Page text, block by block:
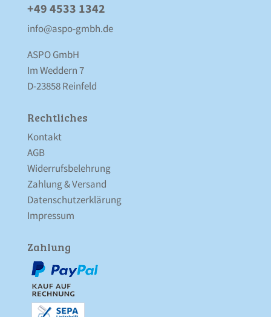
+49 4533 1342
info@aspo-gmbh.de
ASPO GmbH
Im Weddern 7
D-23858 Reinfeld
Rechtliches
Kontakt
AGB
Widerrufsbelehrung
Zahlung & Versand
Datenschutz­erklärung
Impressum
Zahlung